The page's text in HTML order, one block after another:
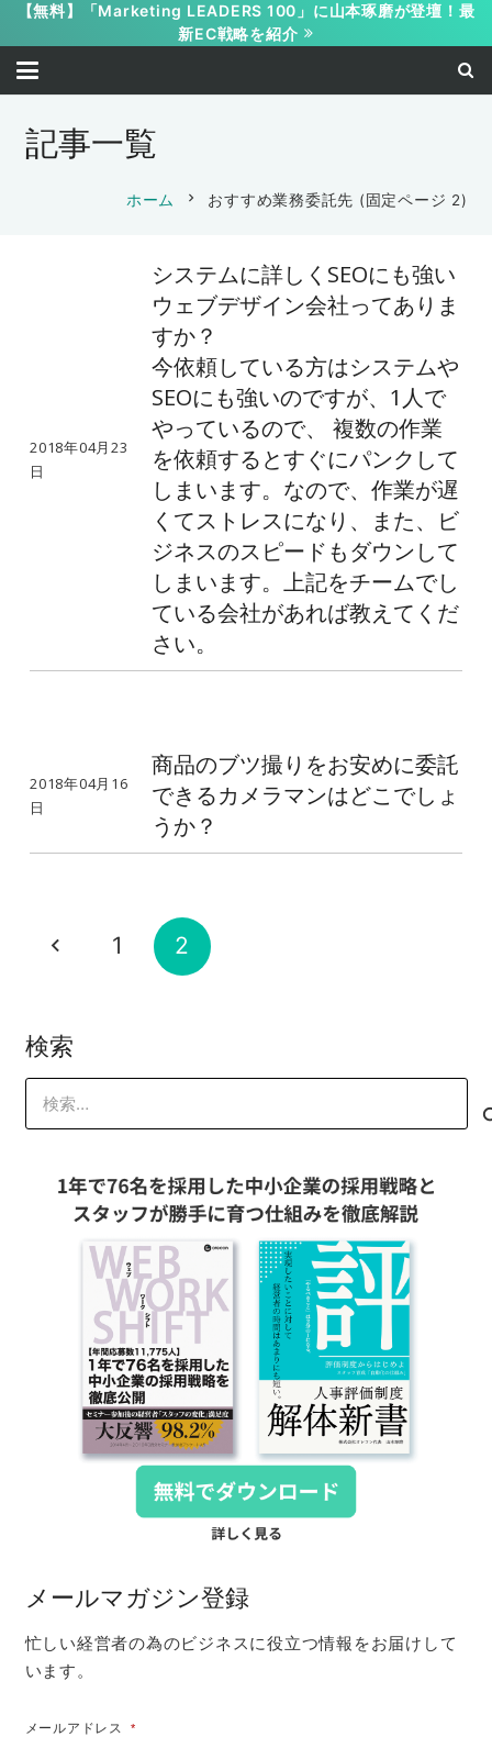
【無料】「Marketing LEADERS 100」に山本琢磨が登壇！最
新EC戦略を紹介
記事一覧
ホーム chevron_right おすすめ業務委託先 (固定ページ 2)
2018年04月23
日
システムに詳しくSEOにも強い
ウェブデザイン会社ってありま
すか？
今依頼している方はシステムや
SEOにも強いのですが、1人で
やっているので、 複数の作業
を依頼するとすぐにパンクして
しまいます。なので、作業が遅
くてストレスになり、また、ビ
ジネスのスピードもダウンして
しまいます。上記をチームでし
ている会社があれば教えてくだ
さい。
2018年04月16
日
商品のブツ撮りをお安めに委託
できるカメラマンはどこでしょ
うか？
1 2
検索
索:
メールマガジン登録
忙しい経営者の為のビジネスに役立つ情報をお届けして
います。
メールアドレス*